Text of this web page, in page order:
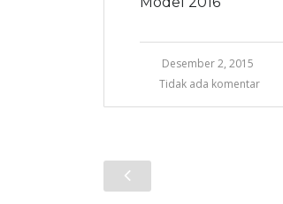
Desember 2, 2015
Tidak ada komentar